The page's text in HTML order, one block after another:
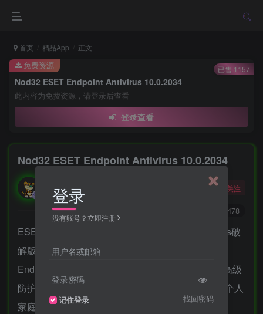
首页 精品App 正文
Nod32 ESET Endpoint Antivirus 10.0.2034
此内容为免费资源，请登录后查看
登录查看
免费资源 已售 1157
Nod32 ESET Endpoint Antivirus 10.0.2034
酒醒只在花前坐，酒醉还来花下眠。
关注
478
ESET工作站防护版最新版ESET Endpoint Antivirus破
解版(ESET防病毒软件企业版标准防护版)ESET
Endpoint Security破解版(ESET防病毒软件企业版高级
防护版)NOD32杀毒软件提供ESET企业版和ESET个人
家庭版.
登录
没有账号？立即注册
用户名或邮箱
登录密码
记住登录 找回密码